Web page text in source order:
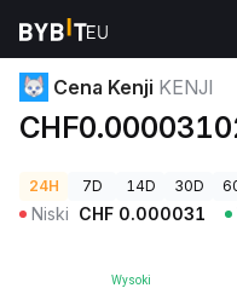
Ceny kryptowalut Cena
Cena Kenji KENJI
24H 7D 14D 30D
Niski CHF 0.000031